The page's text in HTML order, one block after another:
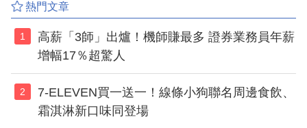
熱門文章
1
高薪「3師」出爐！機師賺最多 證券業務員年薪
增幅17％超驚人
2
7-ELEVEN買一送一！線條小狗聯名周邊食飲、
霜淇淋新口味同登場